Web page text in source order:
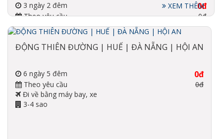
3 ngày 2 đêm
Theo yêu cầu
Đi về bằng xe
4 sao
0đ
0đ
XEM THÊM
ĐỘNG THIÊN ĐƯỜNG | HUẾ | ĐÀ NẴNG | HỘI AN
6 ngày 5 đêm
Theo yêu cầu
Đi về bằng máy bay, xe
3-4 sao
0đ
0đ